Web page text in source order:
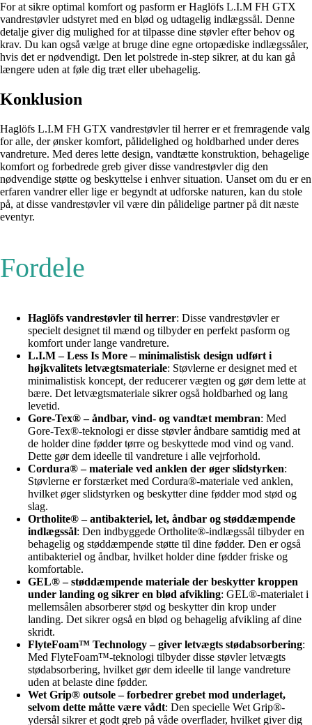
For at sikre optimal komfort og pasform er Haglöfs L.I.M FH GTX
vandrestøvler udstyret med en blød og udtagelig indlægssål. Denne
detalje giver dig mulighed for at tilpasse dine støvler efter behov og
krav. Du kan også vælge at bruge dine egne ortopædiske indlægssåler,
hvis det er nødvendigt. Den let polstrede in-step sikrer, at du kan gå
længere uden at føle dig træt eller ubehagelig.
Konklusion
Haglöfs L.I.M FH GTX vandrestøvler til herrer er et fremragende valg
for alle, der ønsker komfort, pålidelighed og holdbarhed under deres
vandreture. Med deres lette design, vandtætte konstruktion, behagelige
komfort og forbedrede greb giver disse vandrestøvler dig den
nødvendige støtte og beskyttelse i enhver situation. Uanset om du er en
erfaren vandrer eller lige er begyndt at udforske naturen, kan du stole
på, at disse vandrestøvler vil være din pålidelige partner på dit næste
eventyr.
Fordele
Haglöfs vandrestøvler til herrer: Disse vandrestøvler er
specielt designet til mænd og tilbyder en perfekt pasform og
komfort under lange vandreture.
L.I.M – Less Is More – minimalistisk design udført i
højkvalitets letvægtsmateriale: Støvlerne er designet med et
minimalistisk koncept, der reducerer vægten og gør dem lette at
bære. Det letvægtsmateriale sikrer også holdbarhed og lang
levetid.
Gore-Tex® – åndbar, vind- og vandtæt membran: Med
Gore-Tex®-teknologi er disse støvler åndbare samtidig med at
de holder dine fødder tørre og beskyttede mod vind og vand.
Dette gør dem ideelle til vandreture i alle vejrforhold.
Cordura® – materiale ved anklen der øger slidstyrken:
Støvlerne er forstærket med Cordura®-materiale ved anklen,
hvilket øger slidstyrken og beskytter dine fødder mod stød og
slag.
Ortholite® – antibakteriel, let, åndbar og støddæmpende
indlægssål: Den indbyggede Ortholite®-indlægssål tilbyder en
behagelig og støddæmpende støtte til dine fødder. Den er også
antibakteriel og åndbar, hvilket holder dine fødder friske og
komfortable.
GEL® – støddæmpende materiale der beskytter kroppen
under landing og sikrer en blød afvikling: GEL®-materialet i
mellemsålen absorberer stød og beskytter din krop under
landing. Det sikrer også en blød og behagelig afvikling af dine
skridt.
FlyteFoam™ Technology – giver letvægts stødabsorbering:
Med FlyteFoam™-teknologi tilbyder disse støvler letvægts
stødabsorbering, hvilket gør dem ideelle til lange vandreture
uden at belaste dine fødder.
Wet Grip® outsole – forbedrer grebet mod underlaget,
selvom dette måtte være vådt: Den specielle Wet Grip®-
ydersål sikrer et godt greb på våde overflader, hvilket giver dig